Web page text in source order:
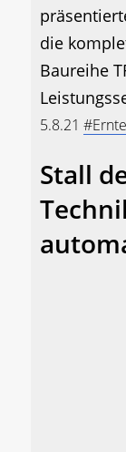
die
Baureihe
5.8.21
Stall